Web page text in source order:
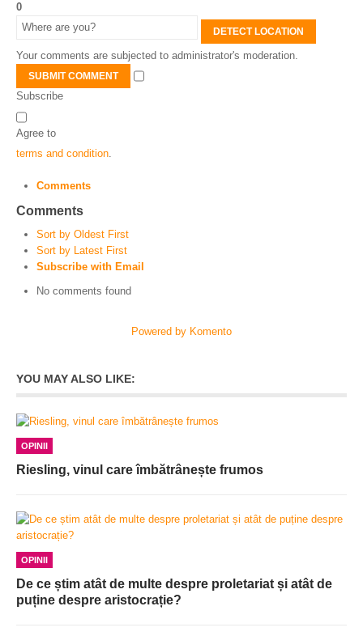
0
DETECT LOCATION
Your comments are subjected to administrator's moderation.
SUBMIT COMMENT
Subscribe
Agree to
terms and condition
Comments
Comments
Sort by Oldest First
Sort by Latest First
Subscribe with Email
No comments found
Powered by Komento
YOU MAY ALSO LIKE:
OPINII
Riesling, vinul care îmbătrânește frumos
OPINII
De ce știm atât de multe despre proletariat și atât de
puține despre aristocrație?